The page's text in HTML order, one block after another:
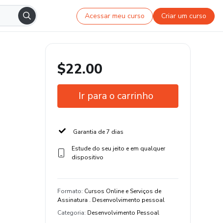
Acessar meu curso Criar um curso
$22.00
Ir para o carrinho
Garantia de 7 dias
Estude do seu jeito e em qualquer
dispositivo
Formato: Cursos Online e Serviços de
Assinatura . Desenvolvimento pessoal
Categoria: Desenvolvimento Pessoal